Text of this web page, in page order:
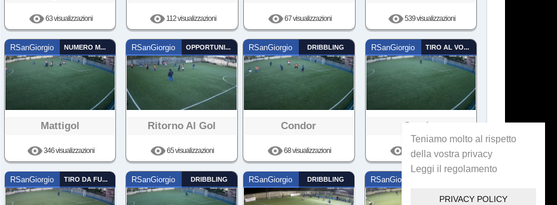
63 visualizzazioni 112 visualizzazioni 67 visualizzazioni 539 visualizzazioni
RSanGiorgio NUMERO MAGICO
Mattigol
346 visualizzazioni
RSanGiorgio OPPORTUNISTA
Ritorno Al Gol
65 visualizzazioni
RSanGiorgio DRIBBLING
Condor
68 visualizzazioni
RSanGiorgio TIRO AL VOLO
Condor
59 visualizzazioni
RSanGiorgio TIRO DA FUORI RSanGiorgio DRIBBLING RSanGiorgio DRIBBLING RSanGiorgio
Teniamo molto al rispetto
della vostra privacy
Leggi il regolamento
PRIVACY POLICY